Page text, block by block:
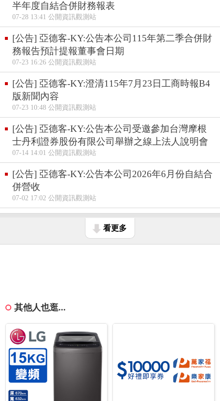
半年度自結合併財務報表
07-28 13:41 公開資訊觀測站
[公告] 亞德客-KY:公告本公司115年第二季合併財
務報告預計提報董事會日期
07-23 16:26 公開資訊觀測站
[公告] 亞德客-KY:澄清115年7月23日工商時報B4
版新聞內容
07-23 10:48 公開資訊觀測站
[公告] 亞德客-KY:公告本公司受邀參加台灣摩根
士丹利證券股份有限公司舉辦之線上法人說明會
07-14 14:01 公開資訊觀測站
[公告] 亞德客-KY:公告本公司2026年6月份自結合
併營收
07-02 17:02 公開資訊觀測站
看更多
其他人也逛...